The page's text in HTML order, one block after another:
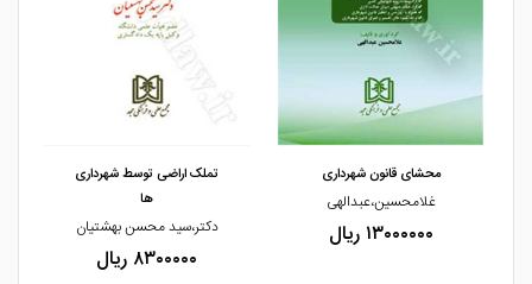
مشاهده و خرید مشاهده و خرید
محشای قانون شهرداری
غلامحسین،عبدالهی
۱۳۰۰۰۰۰۰ ریال
تملک اراضی توسط شهرداری
ها
دکتر،سید محسن بهشتیان
۸۳۰۰۰۰۰ ریال